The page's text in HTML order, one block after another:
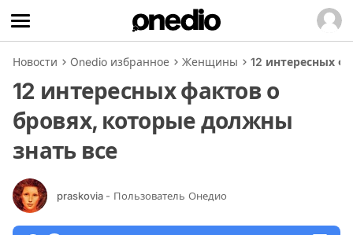
Новости Onedio избранное Женщины 12 интересных
12 интересных фактов о
бровях, которые должны
знать все
praskovia - Пользователь Онедио